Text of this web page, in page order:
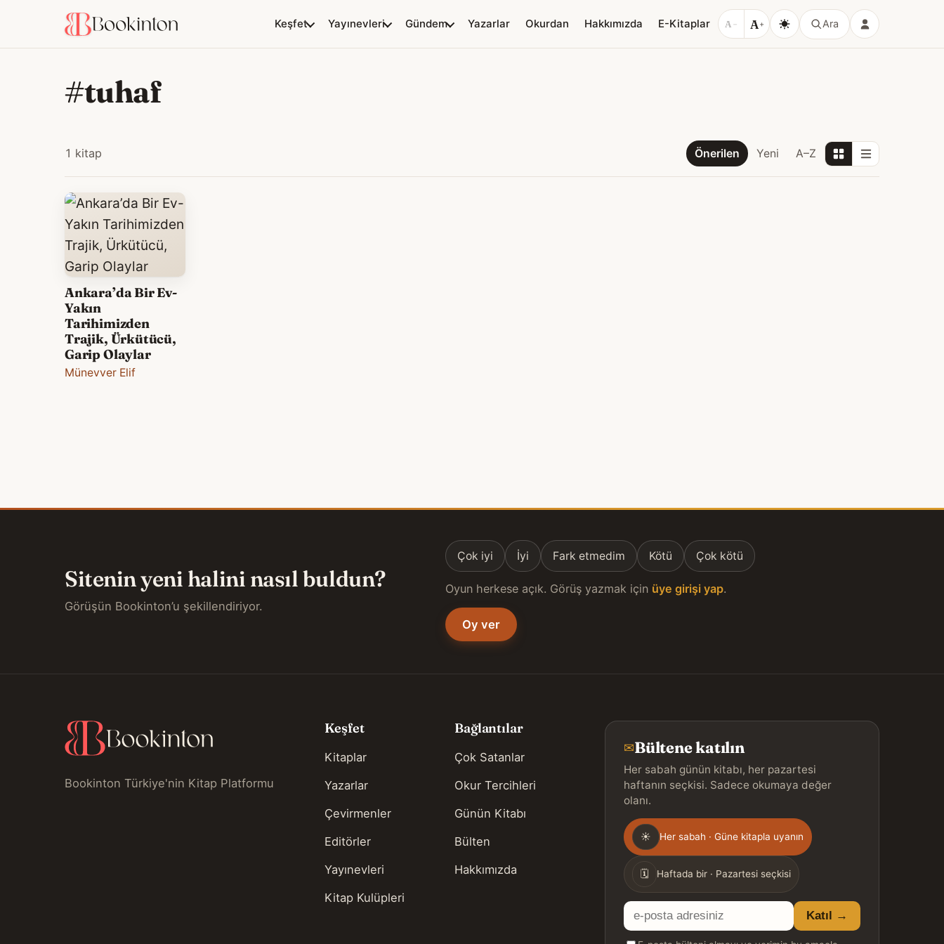
Keşfet Yayınevleri Gündem Yazarlar Okurdan Hakkımızda E-Kitaplar A − A+ Ara
#tuhaf
1 kitap Önerilen Yeni A–Z
Ankara’da Bir Ev-
Yakın
Tarihimizden
Trajik, Ürkütücü,
Garip Olaylar
Münevver Elif
Sitenin yeni halini nasıl buldun?
Görüşün Bookinton’u şekillendiriyor.
Çok iyi İyi Fark etmedim Kötü Çok kötü
Oyun herkese açık. Görüş yazmak için üye girişi yap.
Oy ver
Bookinton Türkiye'nin Kitap Platformu
Keşfet
Kitaplar
Yazarlar
Çevirmenler
Editörler
Yayınevleri
Kitap Kulüpleri
Bağlantılar
Çok Satanlar
Okur Tercihleri
Günün Kitabı
Bülten
Hakkımızda
✉Bültene katılın
Her sabah günün kitabı, her pazartesi
haftanın seçkisi. Sadece okumaya değer
olanı.
Gönderim
sıklığı
☀ Her sabah · Güne kitapla uyanın
🗓 Haftada bir · Pazartesi seçkisi
E-
posta
Katıl →